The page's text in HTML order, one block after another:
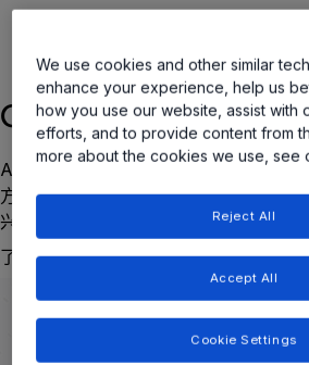
ClearPower LED 驱动
Allegro’ 的 ClearPower LED 驱动器模
方案，具有出色的 EMI 性能和热工性能
兴应用场景。
了解更多
We use cookies and other similar
enhance your experience, help us
how you use our website, assist with
efforts, and to provide content from
more about the cookies we use, see
Reject All
Accept All
Cookie Settings